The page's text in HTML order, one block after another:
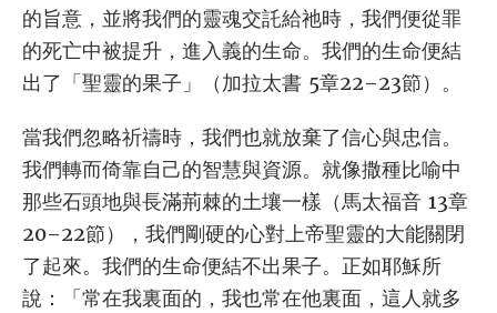
的旨意，並將我們的靈魂交託給祂時，我們便從罪
的死亡中被提升，進入義的生命。我們的生命便結
出了「聖靈的果子」（加拉太書 5章22–23節）。
當我們忽略祈禱時，我們也就放棄了信心與忠信。
我們轉而倚靠自己的智慧與資源。就像撒種比喻中
那些石頭地與長滿荊棘的土壤一樣（馬太福音 13章
20–22節），我們剛硬的心對上帝聖靈的大能關閉
了起來。我們的生命便結不出果子。正如耶穌所
說：「常在我裏面的，我也常在他裏面，這人就多